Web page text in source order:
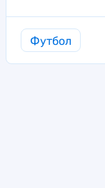
Футбол